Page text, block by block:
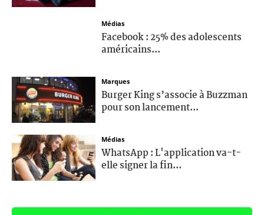
Médias
Facebook : 25% des adolescents
américains...
Marques
Burger King s’associe à Buzzman
pour son lancement...
Médias
WhatsApp : L'application va-t-
elle signer la fin...